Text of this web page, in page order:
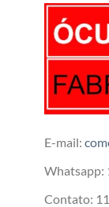
E-mail:
Whatsapp:
Contato: